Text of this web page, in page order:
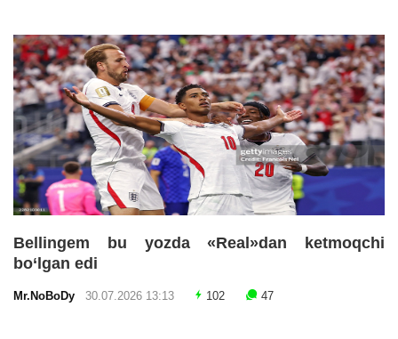
Bellingem bu yozda «Real»dan ketmoqchi
bo‘lgan edi
Mr.NoBoDy 30.07.2026 13:13 102 47